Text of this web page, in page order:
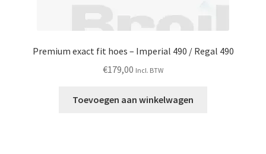
Premium exact fit hoes – Imperial 490 / Regal 490
€179,00 Incl. BTW
Toevoegen aan winkelwagen